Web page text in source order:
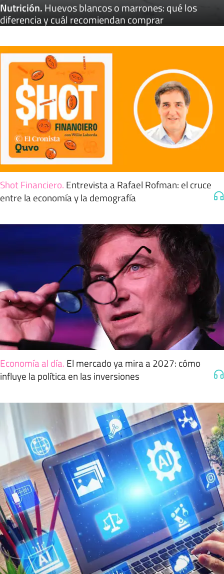
Nutrición.Huevos blancos o marrones: qué los
diferencia y cuál recomiendan comprar
Shot Financiero. Entrevista a Rafael Rofman: el cruce
entre la economía y la demografía
Economía al día. El mercado ya mira a 2027: cómo
influye la política en las inversiones